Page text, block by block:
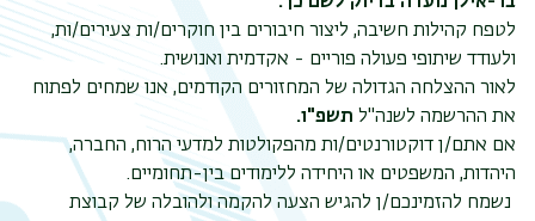
לטפח קהילות חשיבה, ליצור חיבורים בין חוקרים/ות צעירים/ות,
ולעודד שיתופי פעולה פוריים - אקדמית ואנושית.
לאור ההצלחה הגדולה של המחזורים הקודמים, אנו שמחים לפתוח
את ההרשמה לשנה"ל תשפ"ו.
אם אתם/ן דוקטורנטים/ות מהפקולטות למדעי הרוח, החברה,
היהדות, המשפטים או היחידה ללימודים בין-תחומיים.
נשמח להזמינכם/ן להגיש הצעה להקמה ולהובלה של קבוצת